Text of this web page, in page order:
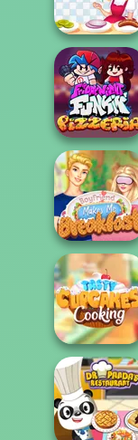
Factory
Michelin Star
Chef
FNF Pizzeria
Boyfriend Makes
Me Breakfast
Tasty Cupcakes
Cooking